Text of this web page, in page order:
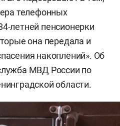
телефонных
летней пенсионерки
она передала и
накоплений». Об
МВД России по
области.